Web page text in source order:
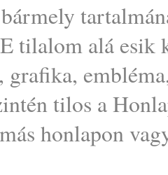
tilalom alá esik
grafika,
tilos a
más honlapon